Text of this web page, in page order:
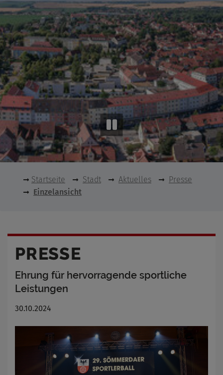
Startseite Stadt Aktuelles
Presse
Einzelansicht
PRESSE
Ehrung für hervorragende sportliche
Leistungen
30.10.2024